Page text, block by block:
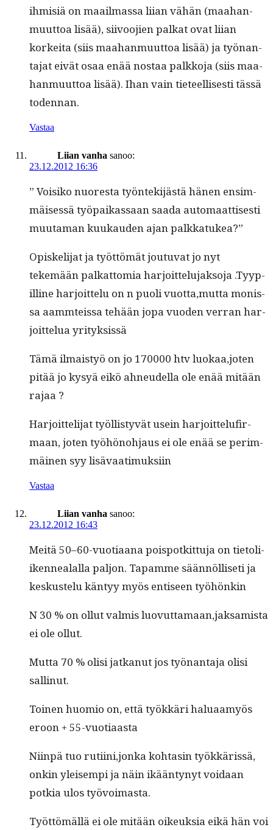
ihmisiä on maail­mas­sa liian vähän (maa­han­
muut­toa lisää), siivoo­jien palkat ovat liian
korkei­ta (siis maa­han­muut­toa lisää) ja työ­nan­
ta­jat eivät osaa enää nos­taa palkko­ja (siis maa­
han­muut­toa lisää). Ihan vain tieteel­lis­es­ti tässä
todennan.
Vastaa
Liian vanha sanoo:
23.12.2012 16:36
” Voisiko nuores­ta työn­tek­i­jästä hänen ensim­
mäisessä työ­paikas­saan saa­da automaat­tis­es­ti
muu­ta­man kuukau­den ajan palkkatukea?”
Opiske­li­jat ja työt­tömät joutu­vat jo nyt
tekemään palkat­to­mia har­joit­telu­jak­so­ja .Tyyp­
illine har­joit­telu on n puoli vuotta,mutta monis­
sa aammteis­sa tehään jopa vuo­den ver­ran har­
joit­telua yrityksissä
Tämä ilmaistyö on jo 170000 htv luokaa,joten
pitää jo kysyä eikö ahneudel­la ole enää mitään
rajaa ?
Har­joit­teli­jat työl­listyvät usein har­joit­telu­fir­
maan, joten työhöno­h­jaus ei ole enää se per­im­
mäi­nen syy lisävaatimuksiin
Vastaa
Liian vanha sanoo:
23.12.2012 16:43
Meitä 50–60-vuotiaana pois­potkit­tu­ja on tietoli­
iken­nealal­la paljon. Tapamme sään­nöl­liseti ja
keskustelu kän­tyy myös entiseen työhönkin
N 30 % on ollut valmis luovuttamaan,jaksamista
ei ole ollut.
Mut­ta 70 % olisi jatkanut jos työ­nan­ta­ja olisi
sallinut.
Toinen huomio on, että työkkäri halu­aamyös
eroon + 55-vuotiaasta
Niin­pä tuo rutiini,jonka kohtasin työkkäris­sä,
onkin yleisem­pi ja näin ikään­tynyt voidaan
potkia ulos työvoimasta.
Työt­tömäl­lä ei ole mitään oikeuk­sia eikä hän voi